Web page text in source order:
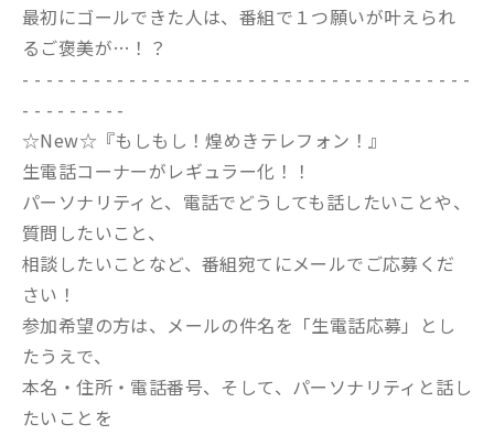
最初にゴールできた人は、番組で１つ願いが叶えられ
るご褒美が…！？
- - - - - - - - - - - - - - - - - - - - - - - - - - - - - - - - - - - - - -
- - - - - - - - -
☆New☆『もしもし！煌めきテレフォン！』
生電話コーナーがレギュラー化！！
パーソナリティと、電話でどうしても話したいことや、
質問したいこと、
相談したいことなど、番組宛てにメールでご応募くだ
さい！
参加希望の方は、メールの件名を「生電話応募」とし
たうえで、
本名・住所・電話番号、そして、パーソナリティと話し
たいことを